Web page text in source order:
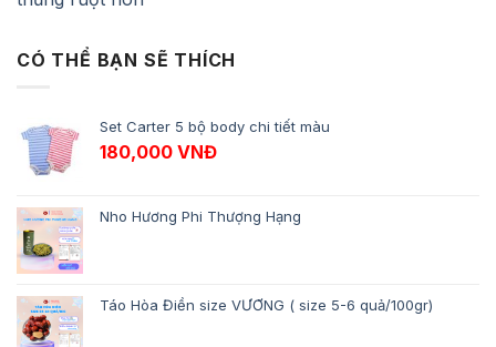
CÓ THỂ BẠN SẼ THÍCH
Set Carter 5 bộ body chi tiết màu
180,000 VNĐ
Nho Hương Phi Thượng Hạng
Táo Hòa Điền size VƯƠNG ( size 5-6 quả/100gr)